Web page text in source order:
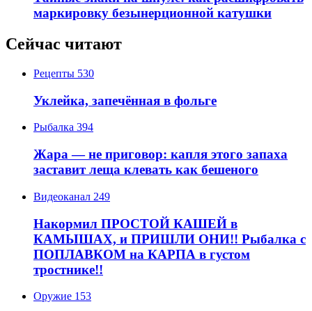
маркировку безынерционной катушки
Сейчас читают
Рецепты 530
Уклейка, запечённая в фольге
Рыбалка 394
Жара — не приговор: капля этого запаха
заставит леща клевать как бешеного
Видеоканал 249
Накормил ПРОСТОЙ КАШЕЙ в
КАМЫШАХ, и ПРИШЛИ ОНИ!! Рыбалка с
ПОПЛАВКОМ на КАРПА в густом
тростнике!!
Оружие 153